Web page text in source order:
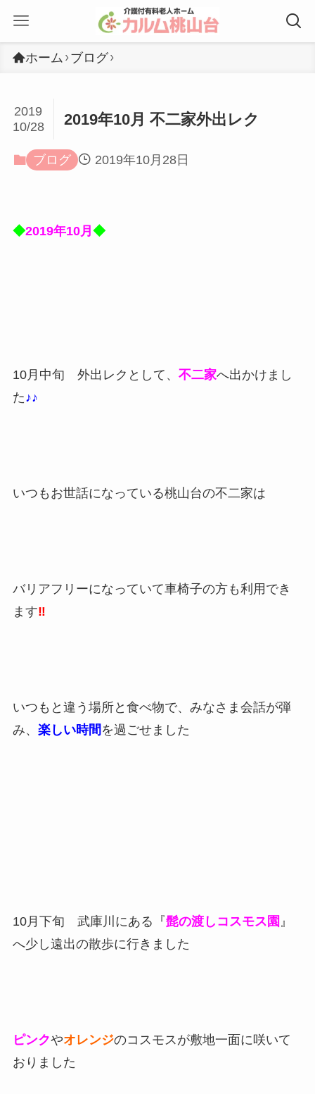
ホーム ブログ
2019年10月 不二家外出レク
2019
10/28
ブログ 2019年10月28日
◆2019年10月 ◆
10月中旬 外出レクとして、 不二家へ出かけまし
た♪♪
いつもお世話になっている桃山台の不二家は
バリアフリーになっていて車椅子の方も利用でき
ます‼
いつもと違う場所と食べ物で、みなさま会話が弾
み、 楽しい時間 を過ごせました
10月下旬 武庫川にある『髭の渡しコスモス園 』
へ少し遠出の散歩に行きました
ピンクやオレンジのコスモスが敷地一面に咲いて
おりました